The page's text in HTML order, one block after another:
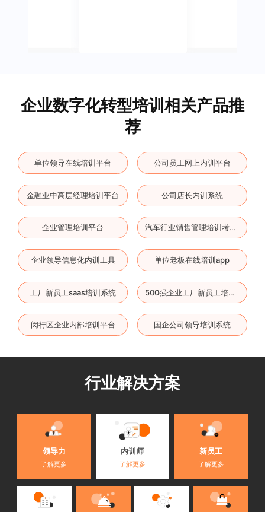
企业数字化转型培训相关产品推
荐
单位领导在线培训平台 公司员工网上内训平台
金融业中高层经理培训平台 公司店长内训系统
企业管理培训平台 汽车行业销售管理培训考试平台
企业领导信息化内训工具 单位老板在线培训app
工厂新员工saas培训系统 500强企业工厂新员工培训云平台
闵行区企业内部培训平台 国企公司领导培训系统
行业解决方案
领导力
了解更多
内训师
了解更多
新员工
了解更多